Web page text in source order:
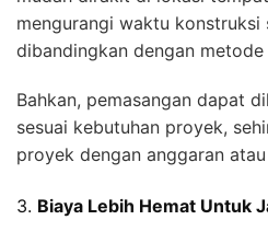
mengurangi waktu konstruksi
dibandingkan dengan metode
Bahkan, pemasangan dapat
sesuai kebutuhan proyek,
proyek dengan anggaran
3. Biaya Lebih Hemat Untuk